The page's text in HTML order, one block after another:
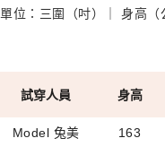
單位：三圍（吋）｜ 身高（
試穿人員 身高
Model 兔美 163